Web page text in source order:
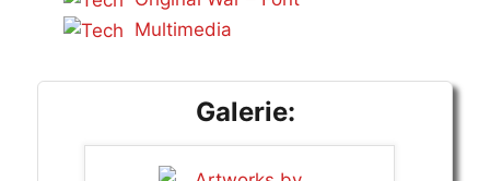
Multimedia
Galerie: